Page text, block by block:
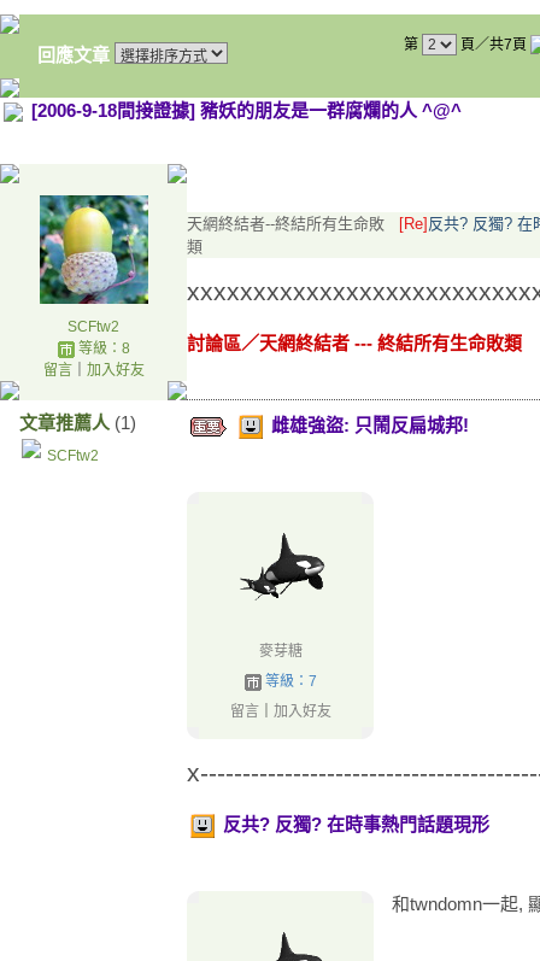
回應文章 第 頁／共7頁
[2006-9-18間接證據] 豬妖的朋友是一群腐爛的人 ^@^
SCFtw2
等級：8
留言｜ 加入好友
文章推薦人 (1)
SCFtw2
天網終結者--終結所有生命敗
類
[Re] 反共? 反獨? 在
討論區／天網終結者 --- 終結所有生命敗類
雌雄強盜: 只鬧反扁城邦!
麥芽糖
等級：7
留言｜ 加入好友
反共? 反獨? 在時事熱門話題現形
和twndomn一起,